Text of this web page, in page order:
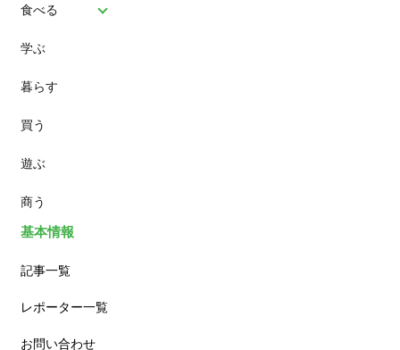
食べる
パン
スイーツ
ランチ
カフェ
学ぶ
暮らす
買う
遊ぶ
商う
基本情報
記事一覧
レポーター一覧
お問い合わせ